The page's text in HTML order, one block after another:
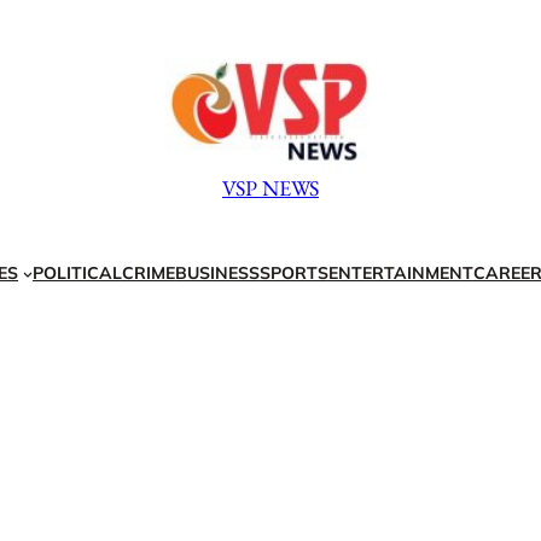
VSP NEWS
POLITICALCRIMEBUSINESSSPORTSENTERTAINMENT